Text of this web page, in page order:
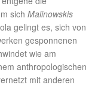
sich Malinowskis
gelingt es, sich von
gesponnenen
wie am
anthropologischen
mit anderen